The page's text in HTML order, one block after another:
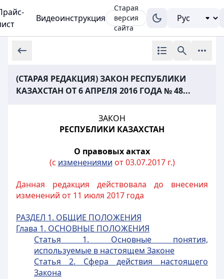
Видеоинструкция
Старая
версия
сайта
(СТАРАЯ РЕДАКЦИЯ) ЗАКОН РЕСПУБЛИКИ
КАЗАХСТАН ОТ 6 АПРЕЛЯ 2016 ГОДА № 48...
ЗАКОН
РЕСПУБЛИКИ КАЗАХСТАН
О правовых актах
(с изменениями от 03.07.2017 г.)
Данная редакция действовала до внесения
изменений от 11 июля 2017 года
РАЗДЕЛ 1. ОБЩИЕ ПОЛОЖЕНИЯ
Глава 1. ОСНОВНЫЕ ПОЛОЖЕНИЯ
Статья 1. Основные понятия,
используемые в настоящем Законе
Статья 2. Сфера действия настоящего
Закона